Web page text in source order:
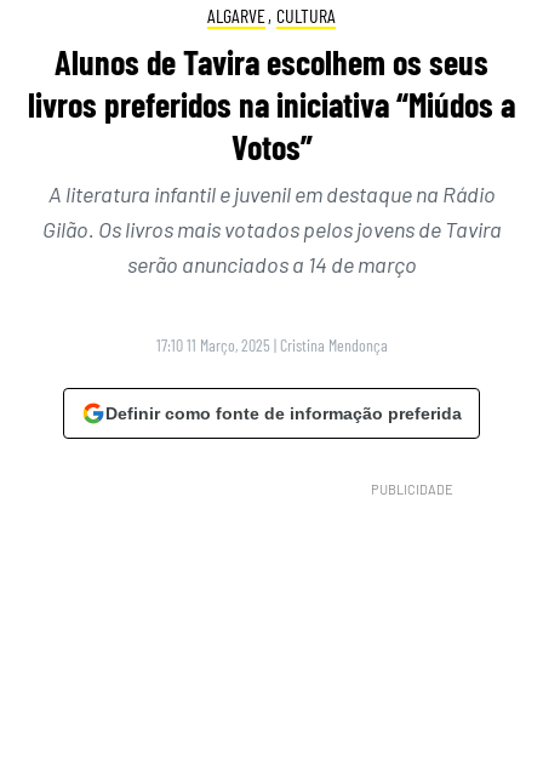
ALGARVE, CULTURA
Alunos de Tavira escolhem os seus
livros preferidos na iniciativa “Miúdos a
Votos”
A literatura infantil e juvenil em destaque na Rádio
Gilão. Os livros mais votados pelos jovens de Tavira
serão anunciados a 14 de março
17:10 11 Março, 2025 | Cristina Mendonça
Definir como fonte de informação preferida